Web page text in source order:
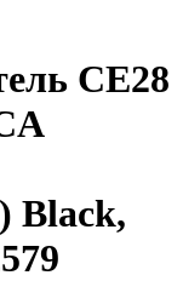
CE28
Black,